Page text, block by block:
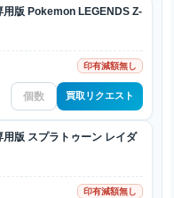
版 Pokemon LEGENDS Z-
印有減額無し
買取リクエスト
版 スプラトゥーン レイダ
印有減額無し